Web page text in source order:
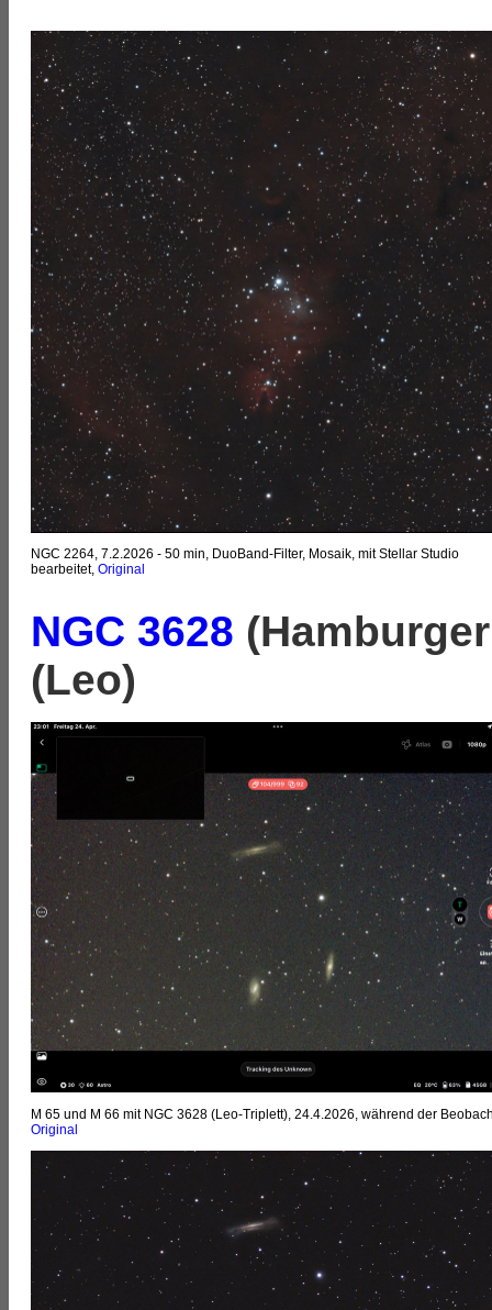
NGC 2264, 7.2.2026 - 50 min, DuoBand-Filter, Mosaik, mit Stellar Studio
bearbeitet, Original
NGC 3628
(Leo)
M 65 und M 66 mit NGC 3628 (Leo-Triplett), 24.4.2026, während der
Original